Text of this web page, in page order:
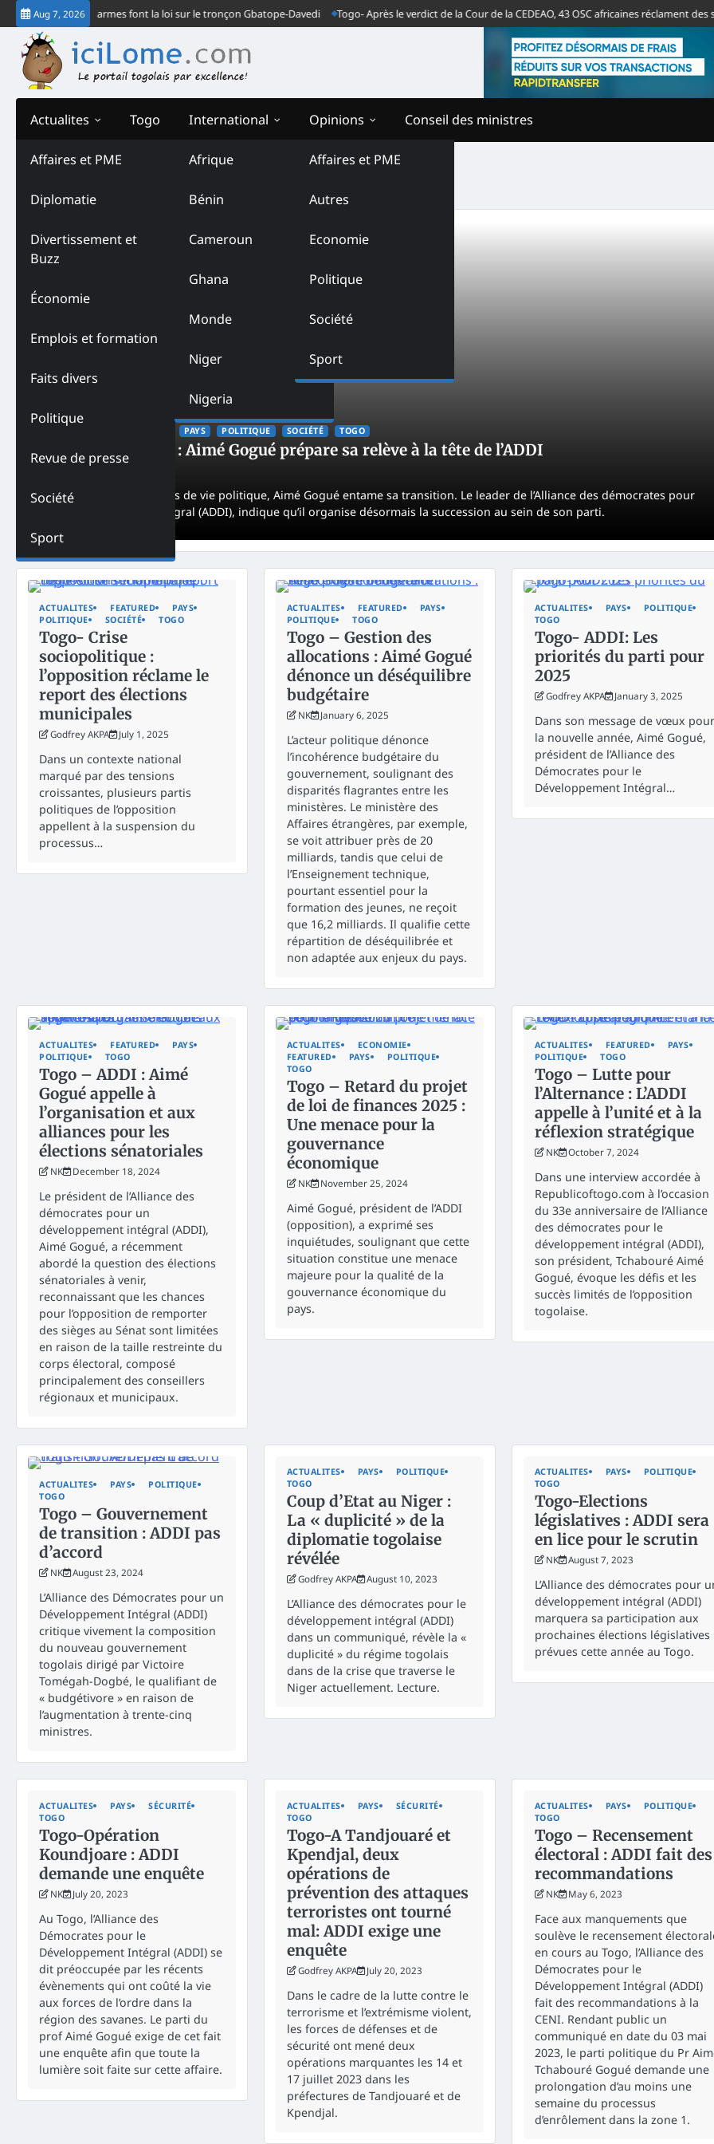
Skip
to
content
Aug 7, 2026
: Deux gendarmes font la loi sur le tronçon Gbatope-Davedi Togo- Après le verdict de la Cour de la CEDEAO, 43 OSC africaines réclament des
Actualites
Affaires et PME
Diplomatie
Divertissement et
Buzz
Économie
Emplois et formation
Faits divers
Politique
Revue de presse
Société
Sport
Togo International
Afrique
Bénin
Cameroun
Ghana
Monde
Niger
Nigeria
Opinions
Affaires et PME
Autres
Economie
Politique
Société
Sport
Conseil des ministres
Tag:ADDI
PAYS POLITIQUE SOCIÉTÉ TOGO
Togo – Politique : Aimé Gogué prépare sa relève à la tête de l’ADDI
Après plus de trente ans de vie politique, Aimé Gogué entame sa transition. Le leader de l’Alliance des démocrates pour
un développement intégral (ADDI), indique qu’il organise désormais la succession au sein de son parti.
ACTUALITES FEATURED
PAYS
POLITIQUE
SOCIÉTÉ TOGO
Togo- Crise
sociopolitique :
l’opposition réclame le
report des élections
municipales
Godfrey AKPA July 1, 2025
Dans un contexte national
marqué par des tensions
croissantes, plusieurs partis
politiques de l’opposition
appellent à la suspension du
processus…
ACTUALITES FEATURED
PAYS
POLITIQUE
TOGO
Togo – Gestion des
allocations : Aimé Gogué
dénonce un déséquilibre
budgétaire
NK January 6, 2025
L’acteur politique dénonce
l’incohérence budgétaire du
gouvernement, soulignant des
disparités flagrantes entre les
ministères. Le ministère des
Affaires étrangères, par exemple,
se voit attribuer près de 20
milliards, tandis que celui de
l’Enseignement technique,
pourtant essentiel pour la
formation des jeunes, ne reçoit
que 16,2 milliards. Il qualifie cette
répartition de déséquilibrée et
non adaptée aux enjeux du pays.
ACTUALITES PAYS
POLITIQUE
TOGO
Togo- ADDI: Les
priorités du parti pour
2025
Godfrey AKPA January 3, 2025
Dans son message de vœux pour
la nouvelle année, Aimé Gogué,
président de l’Alliance des
Démocrates pour le
Développement Intégral…
ACTUALITES FEATURED
PAYS
POLITIQUE
TOGO
Togo – ADDI : Aimé
Gogué appelle à
l’organisation et aux
alliances pour les
élections sénatoriales
NK December 18, 2024
Le président de l’Alliance des
démocrates pour un
développement intégral (ADDI),
Aimé Gogué, a récemment
abordé la question des élections
sénatoriales à venir,
reconnaissant que les chances
pour l’opposition de remporter
des sièges au Sénat sont limitées
en raison de la taille restreinte du
corps électoral, composé
principalement des conseillers
régionaux et municipaux.
ACTUALITES
ECONOMIE
FEATURED
PAYS
POLITIQUE
TOGO
Togo – Retard du projet
de loi de finances 2025 :
Une menace pour la
gouvernance
économique
NK November 25, 2024
Aimé Gogué, président de l’ADDI
(opposition), a exprimé ses
inquiétudes, soulignant que cette
situation constitue une menace
majeure pour la qualité de la
gouvernance économique du
pays.
ACTUALITES FEATURED
PAYS
POLITIQUE
TOGO
Togo – Lutte pour
l’Alternance : L’ADDI
appelle à l’unité et à la
réflexion stratégique
NK October 7, 2024
Dans une interview accordée à
Republicoftogo.com à l’occasion
du 33e anniversaire de l’Alliance
des démocrates pour le
développement intégral (ADDI),
son président, Tchabouré Aimé
Gogué, évoque les défis et les
succès limités de l’opposition
togolaise.
ACTUALITES PAYS
POLITIQUE
TOGO
Togo – Gouvernement
de transition : ADDI pas
d’accord
NK August 23, 2024
L’Alliance des Démocrates pour un
Développement Intégral (ADDI)
critique vivement la composition
du nouveau gouvernement
togolais dirigé par Victoire
Tomégah-Dogbé, le qualifiant de
« budgétivore » en raison de
l’augmentation à trente-cinq
ministres.
ACTUALITES PAYS
POLITIQUE
TOGO
Coup d’Etat au Niger :
La « duplicité » de la
diplomatie togolaise
révélée
Godfrey AKPA August 10, 2023
L’Alliance des démocrates pour le
développement intégral (ADDI)
dans un communiqué, révèle la «
duplicité » du régime togolais
dans de la crise que traverse le
Niger actuellement. Lecture.
ACTUALITES PAYS
POLITIQUE
TOGO
Togo-Elections
législatives : ADDI sera
en lice pour le scrutin
NK August 7, 2023
L’Alliance des démocrates pour
développement intégral (ADDI)
marquera sa participation aux
prochaines élections législatives
prévues cette année au Togo.
ACTUALITES PAYS
SÉCURITÉ
TOGO
Togo-Opération
Koundjoare : ADDI
demande une enquête
NK July 20, 2023
Au Togo, l’Alliance des
Démocrates pour le
Développement Intégral (ADDI) se
dit préoccupée par les récents
évènements qui ont coûté la vie
aux forces de l’ordre dans la
région des savanes. Le parti du
prof Aimé Gogué exige de cet fait
une enquête afin que toute la
lumière soit faite sur cette affaire.
ACTUALITES PAYS
SÉCURITÉ
TOGO
Togo-A Tandjouaré et
Kpendjal, deux
opérations de
prévention des attaques
terroristes ont tourné
mal: ADDI exige une
enquête
Godfrey AKPA July 20, 2023
Dans le cadre de la lutte contre le
terrorisme et l’extrémisme violent,
les forces de défenses et de
sécurité ont mené deux
opérations marquantes les 14 et
17 juillet 2023 dans les
préfectures de Tandjouaré et de
Kpendjal.
ACTUALITES PAYS
POLITIQUE
TOGO
Togo – Recensement
électoral : ADDI fait des
recommandations
NK May 6, 2023
Face aux manquements que
soulève le recensement
en cours au Togo, l’Alliance des
Démocrates pour le
Développement Intégral (ADDI)
fait des recommandations à la
CENI. Rendant public un
communiqué en date du 03 mai
2023, le parti politique du Pr
Tchabouré Gogué demande une
prolongation d’au moins une
semaine du processus
d’enrôlement dans la zone 1.